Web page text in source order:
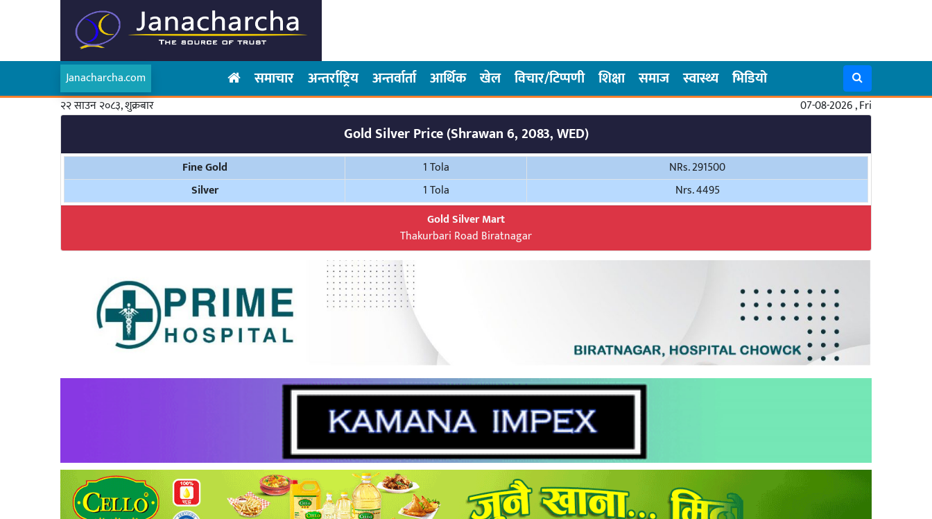
Janacharcha.com समाचार अन्तर्राष्ट्रिय अन्तर्वार्ता आर्थिक खेल विचार/टिप्पणी शिक्षा समाज स्वास्थ्य भिडियो
२२ साउन २०८३, शुक्रबार 07-08-2026 , Fri
Gold Silver Price (Shrawan 6, 2083, WED)
Fine Gold 1 Tola
NRs. 291500
Silver
1 Tola
Nrs. 4495
Gold Silver Mart
Thakurbari Road Biratnagar